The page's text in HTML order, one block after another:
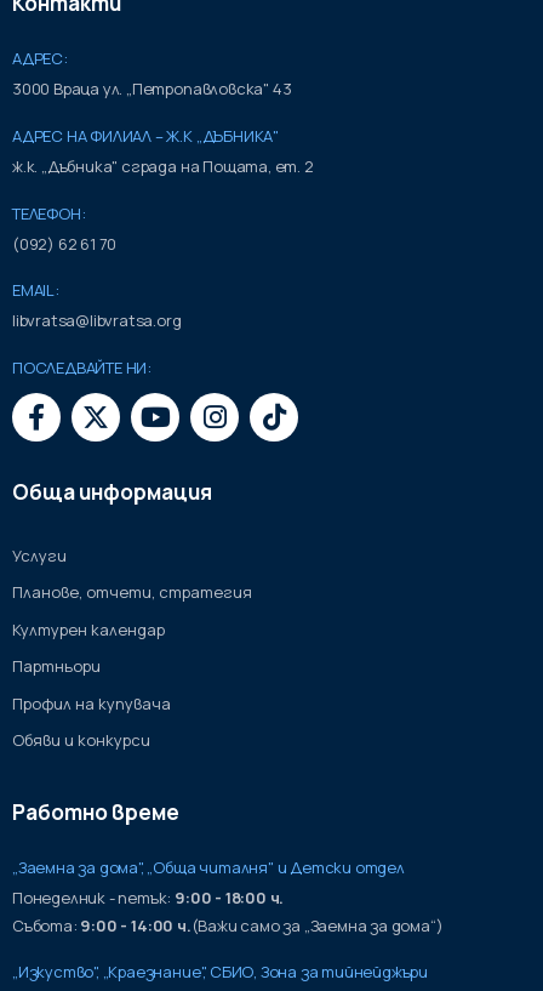
АДРЕС:
3000 Враца ул. „Петропавловска" 43
АДРЕС НА ФИЛИАЛ – Ж.К „ДЪБНИКА"
ж.к. „Дъбника" сграда на Пощата, ет. 2
ТЕЛЕФОН:
(092) 62 61 70
EMAIL:
libvratsa@libvratsa.org
ПОСЛЕДВАЙТЕ НИ:
Обща информация
Услуги
Планове, отчети, стратегия
Културен календар
Партньори
Профил на купувача
Обяви и конкурси
Работно време
„Заемна за дома", „Обща читалня" и Детски отдел
Понеделник - петък: 9:00 - 18:00 ч.
Събота: 9:00 - 14:00 ч.(Важи само за „Заемна за дома“)
„Изкуство", „Краезнание", СБИО, Зона за тийнейджъри